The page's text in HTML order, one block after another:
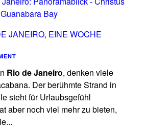
JANEIRO, EINE WOCHE
Rio de Janeiro, denken viele
Der berühmte Strand in
steht für Urlaubsgefühl
aber noch viel mehr zu bieten,